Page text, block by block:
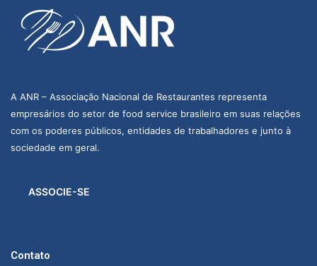
A ANR – Associação Nacional de Restaurantes representa
empresários do setor de food service brasileiro em suas relações
com os poderes públicos, entidades de trabalhadores e junto à
sociedade em geral.
ASSOCIE-SE
Contato